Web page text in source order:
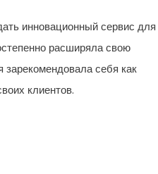
инновационный сервис для
расширяла свою
себя как
клиентов.